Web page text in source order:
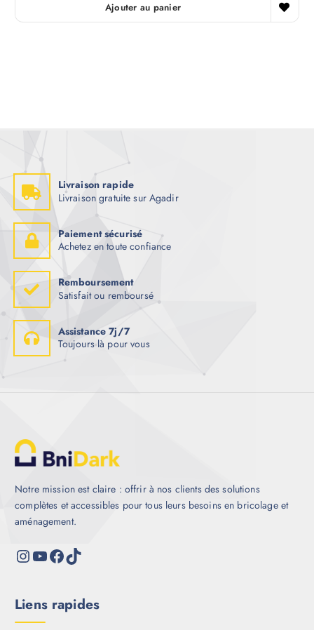
Ajouter au panier
Livraison rapide
Livraison gratuite sur Agadir
Paiement sécurisé
Achetez en toute confiance
Remboursement
Satisfait ou remboursé
Assistance 7j/7
Toujours là pour vous
Notre mission est claire : offrir à nos clients des solutions
complètes et accessibles pour tous leurs besoins en bricolage et
aménagement.
Liens rapides